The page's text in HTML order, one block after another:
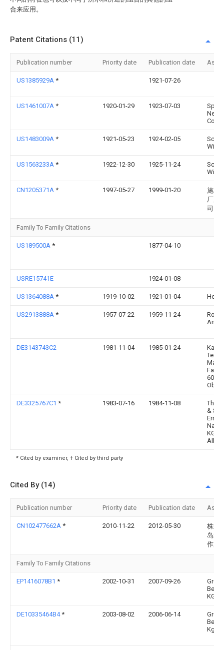
合来应用。
Patent Citations (11)
Publication number Priority date Publication date
US1385929A * 1921-07-26
US1461007A * 1920-01-29 1923-07-03
US1483009A * 1921-05-23 1924-02-05
Scott
US1563233A * 1922-12-30 1925-11-24
Scott
CN1205371A * 1997-05-27 1999-01-20
施泰
厂股
司
Family To Family Citations
US189500A * 1877-04-10
USRE15741E 1924-01-08
US1364088A * 1919-10-02 1921-01-04
US2913888A * 1957-07-22 1959-11-24
Roy C
DE3143743C2 1981-11-04 1985-01-24
Karl
Textil-
6053
DE3325767C1 * 1983-07-16 1984-11-08
&
Ernst
KG,
* Cited by examiner, † Cited by third party
Cited By (14)
Publication number Priority date Publication date
CN102477662A * 2010-11-22 2012-05-30
株式
岛精
作所
Family To Family Citations
EP1416078B1 * 2002-10-31 2007-09-26
Groz-
KG
DE10335464B4* 2003-08-02 2006-06-14
Groz-
Kg